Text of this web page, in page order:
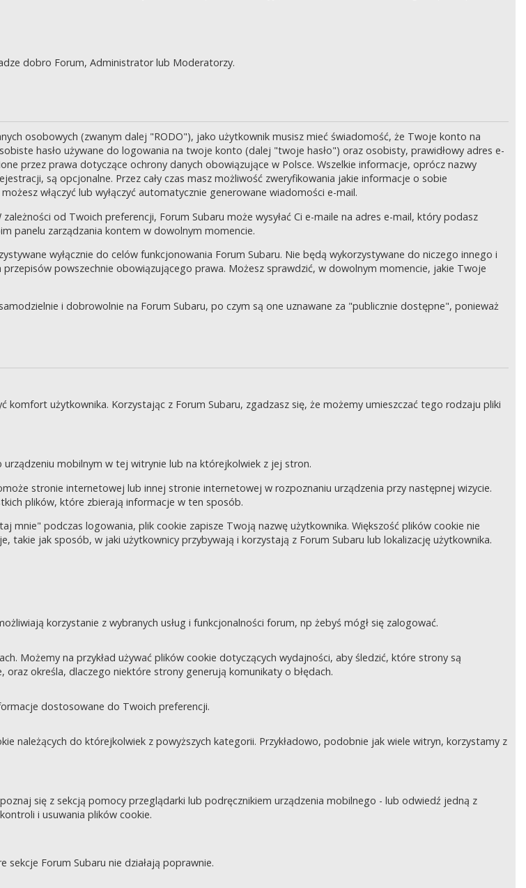
dobro Forum, Administrator lub Moderatorzy.
osobowych (zwanym dalej "RODO"), jako użytkownik musisz mieć świadomość, że Twoje konto na
hasło używane do logowania na twoje konto (dalej "twoje hasło") oraz osobisty, prawidłowy adres e-
przez prawa dotyczące ochrony danych obowiązujące w Polsce. Wszelkie informacje, oprócz nazwy
są opcjonalne. Przez cały czas masz możliwość zweryfikowania jakie informacje o sobie
włączyć lub wyłączyć automatycznie generowane wiadomości e-mail.
od Twoich preferencji, Forum Subaru może wysyłać Ci e-maile na adres e-mail, który podasz
panelu zarządzania kontem w dowolnym momencie.
wyłącznie do celów funkcjonowania Forum Subaru. Nie będą wykorzystywane do niczego innego i
powszechnie obowiązującego prawa. Możesz sprawdzić, w dowolnym momencie, jakie Twoje
i dobrowolnie na Forum Subaru, po czym są one uznawane za "publicznie dostępne", ponieważ
użytkownika. Korzystając z Forum Subaru, zgadzasz się, że możemy umieszczać tego rodzaju pliki
mobilnym w tej witrynie lub na którejkolwiek z jej stron.
stronie internetowej lub innej stronie internetowej w rozpoznaniu urządzenia przy następnej wizycie.
plików, które zbierają informacje w ten sposób.
mnie" podczas logowania, plik cookie zapisze Twoją nazwę użytkownika. Większość plików cookie nie
jak sposób, w jaki użytkownicy przybywają i korzystają z Forum Subaru lub lokalizację użytkownika.
korzystanie z wybranych usług i funkcjonalności forum, np żebyś mógł się zalogować.
Możemy na przykład używać plików cookie dotyczących wydajności, aby śledzić, które strony są
określa, dlaczego niektóre strony generują komunikaty o błędach.
dostosowane do Twoich preferencji.
należących do którejkolwiek z powyższych kategorii. Przykładowo, podobnie jak wiele witryn, korzystamy z
się z sekcją pomocy przeglądarki lub podręcznikiem urządzenia mobilnego - lub odwiedź jedną z
i usuwania plików cookie.
sekcje Forum Subaru nie działają poprawnie.